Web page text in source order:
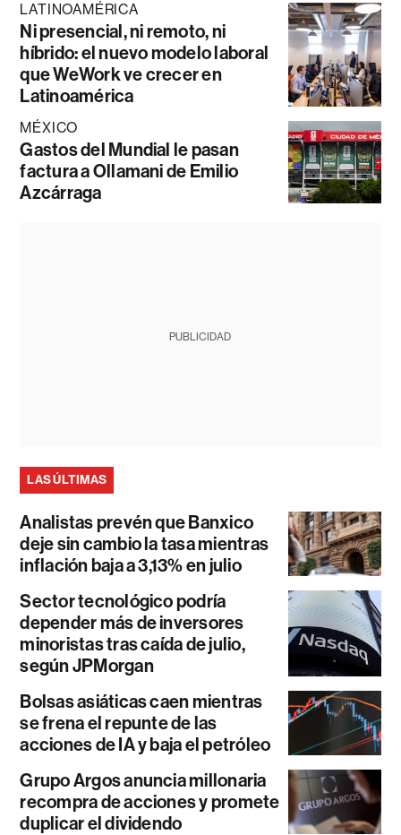
LATINOAMÉRICA
Ni presencial, ni remoto, ni
híbrido: el nuevo modelo laboral
que WeWork ve crecer en
Latinoamérica
MÉXICO
Gastos del Mundial le pasan
factura a Ollamani de Emilio
Azcárraga
PUBLICIDAD
LAS ÚLTIMAS
Analistas prevén que Banxico
deje sin cambio la tasa mientras
inflación baja a 3,13% en julio
Sector tecnológico podría
depender más de inversores
minoristas tras caída de julio,
según JPMorgan
Bolsas asiáticas caen mientras
se frena el repunte de las
acciones de IA y baja el petróleo
Grupo Argos anuncia millonaria
recompra de acciones y promete
duplicar el dividendo